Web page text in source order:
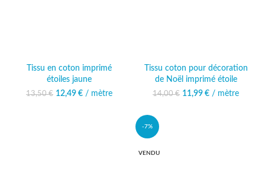
Tissu en coton imprimé
étoiles jaune
13,50€
Le prix initial était :
12,49 €
Le prix
/ mètre
Tissu coton pour décoration
de Noël imprimé étoile
14,00€
Le prix initial était :
11,99 €
Le prix
/ mètre
-7%
VENDU